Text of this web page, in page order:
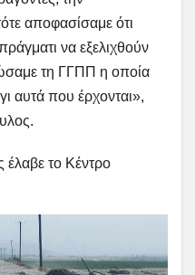
αποφασίσαμε ότι
να εξελιχθούν
τη ΓΓΠΠ η οποία
αυτά που έρχονται»,
έλαβε το Κέντρο